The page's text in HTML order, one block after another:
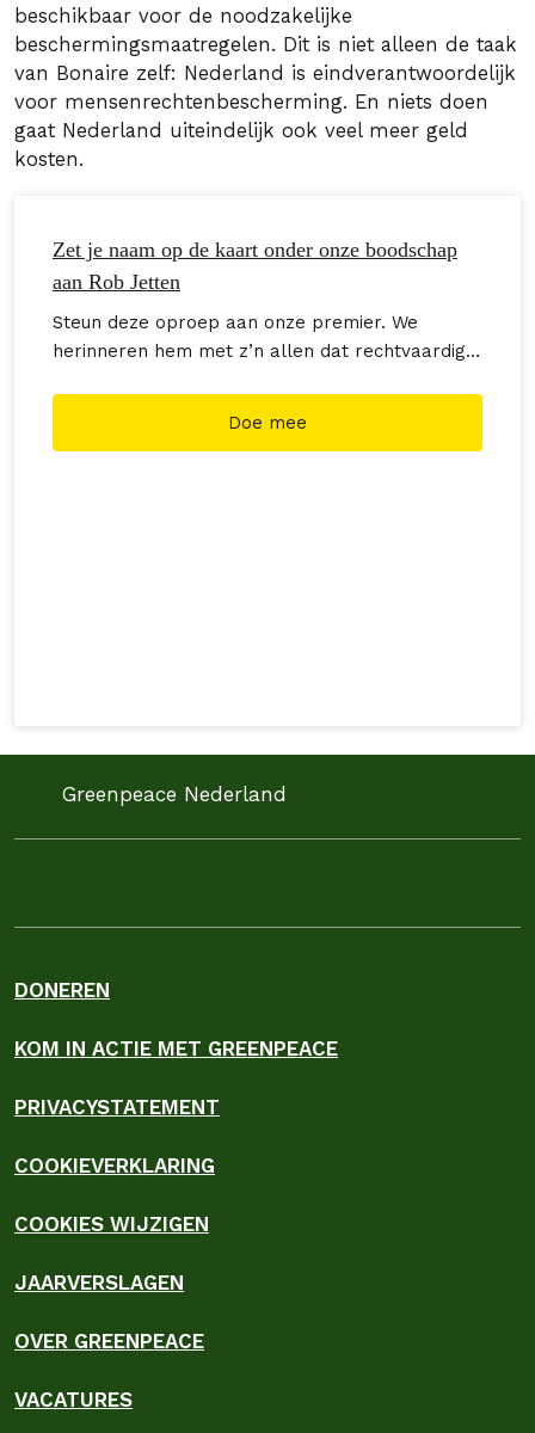
beschikbaar voor de noodzakelijke
beschermingsmaatregelen. Dit is niet alleen de taak
van Bonaire zelf: Nederland is eindverantwoordelijk
voor mensenrechtenbescherming. En niets doen
gaat Nederland uiteindelijk ook veel meer geld
kosten.
Zet je naam op de kaart onder onze boodschap
aan Rob Jetten
Steun deze oproep aan onze premier. We
herinneren hem met z’n allen dat rechtvaardig
Doe mee
Greenpeace Nederland
DONEREN
KOM IN ACTIE MET GREENPEACE
PRIVACYSTATEMENT
COOKIEVERKLARING
COOKIES WIJZIGEN
JAARVERSLAGEN
OVER GREENPEACE
VACATURES